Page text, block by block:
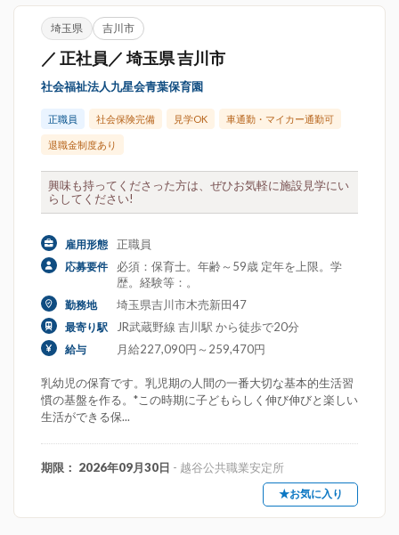
埼玉県 吉川市
／ 正社員／ 埼玉県 吉川市
社会福祉法人九星会青葉保育園
正職員 社会保険完備 見学OK 車通勤・マイカー通勤可
退職金制度あり
興味も持ってくださった方は、ぜひお気軽に施設見学にい
らしてください!
雇用形態 正職員
応募要件
必須：保育士。年齢～59歳 定年を上限。学
歴。経験等：。
勤務地 埼玉県吉川市木売新田47
最寄り駅 JR武蔵野線 吉川駅 から徒歩で20分
給与 月給227,090円～259,470円
乳幼児の保育です。乳児期の人間の一番大切な基本的生活習
慣の基盤を作る。*この時期に子どもらしく伸び伸びと楽しい
生活ができる保...
期限： 2026年09月30日 - 越谷公共職業安定所
★お気に入り